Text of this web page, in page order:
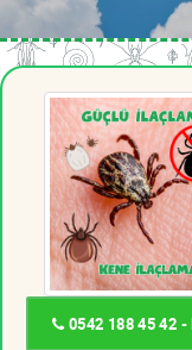
0542 188 45 42 -